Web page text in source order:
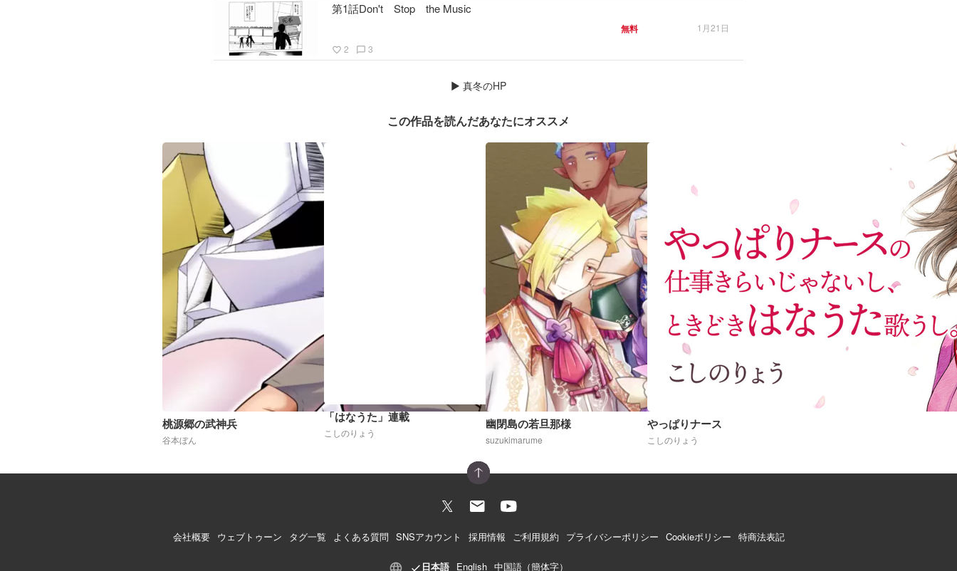
第1話Don't Stop the Music
1月21日
favorite_border 2 chat_bubble_outline 3
無料
▶ 真冬のHP
この作品を読んだあなたにオススメ
桃源郷の武神兵
谷本ぼん
「はなうた」連載
こしのりょう
幽閉島の若旦那様
suzukimarume
やっぱりナース
こしのりょう
会社概要 ウェブトゥーン タグ一覧 よくある質問 SNSアカウント 採用情報 ご利用規約 プライバシーポリシー Cookieポリシー 特商法表記
日本語 English 中国語（簡体字）